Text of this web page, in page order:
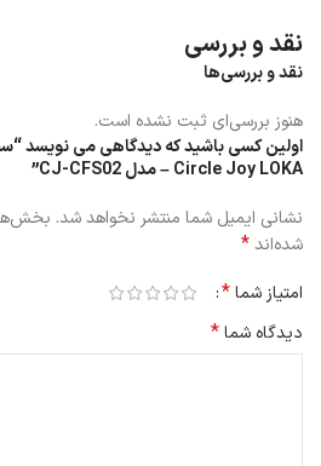
نقد و بررسی
نقد و بررسی‌ها
هنوز بررسی‌ای ثبت نشده است.
اولین کسی باشید که دیدگاهی می نویسد
Circle Joy LOKA – مدل CJ-CFS02”
نشانی ایمیل شما منتشر نخواهد شد.
شده‌اند*
امتیاز شما*
دیدگاه شما*